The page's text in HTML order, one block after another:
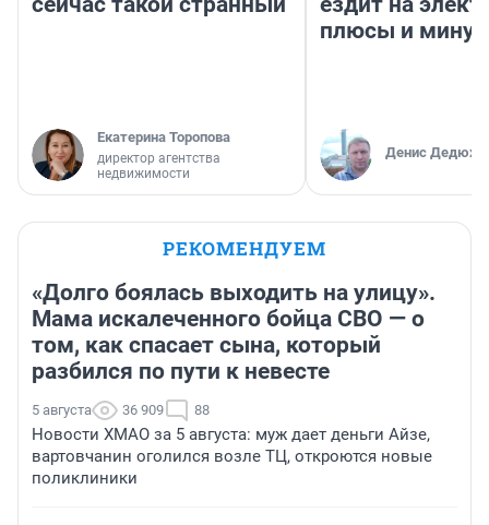
Екатерина Торопова
директор агентства
недвижимости
плюсы и
Денис
РЕКОМЕНДУЕМ
«Долго боялась выходить на улицу».
Мама искалеченного бойца СВО — о
том, как спасает сына, который
разбился по пути к невесте
5 августа 36 909 88
Новости ХМАО за 5 августа: муж дает деньги Айзе,
вартовчанин оголился возле ТЦ, откроются новые
поликлиники